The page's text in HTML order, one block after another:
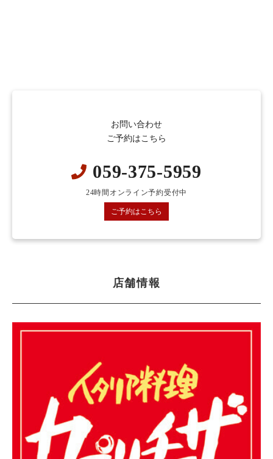
お問い合わせ
ご予約はこちら
059-375-5959
24時間オンライン予約受付中
ご予約はこちら
店舗情報